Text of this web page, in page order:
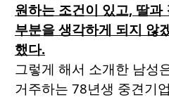
원하는 조건이 있고, 딸
부분을 생각하게 되지 않
했다.
그렇게 해서 소개한 남성
거주하는 78년생 중견기